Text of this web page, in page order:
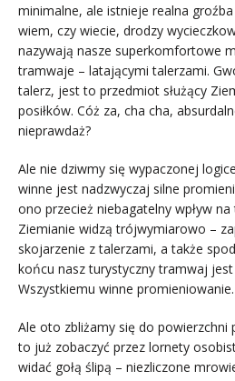
minimalne, ale istnieje realna
wiem, czy wiecie, drodzy
nazywają nasze superkomfortowe
tramwaje – latającymi talerzami.
talerz, jest to przedmiot służący
posiłków. Cóż za, cha cha,
nieprawdaż?
Ale nie dziwmy się wypaczonej
winne jest nadzwyczaj silne
ono przecież niebagatelny wpływ
Ziemianie widzą trójwymiarowo –
skojarzenie z talerzami, a także
końcu nasz turystyczny tramwaj
Wszystkiemu winne promieniowanie.
Ale oto zbliżamy się do powierzchni
to już zobaczyć przez lornety
widać gołą ślipą – niezliczone